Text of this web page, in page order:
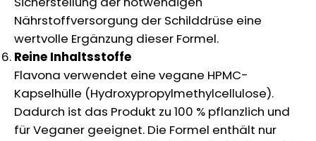
Nährstoffversorgung der Schilddrüse eine
wertvolle Ergänzung dieser Formel.
Reine Inhaltsstoffe
Flavona verwendet eine vegane HPMC-
Kapselhülle (Hydroxypropylmethylcellulose).
Dadurch ist das Produkt zu 100 % pflanzlich und
für Veganer geeignet. Die Formel enthält nur